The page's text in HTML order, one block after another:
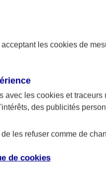
les cookies de
avec les cookies et traceurs
des publicités
les refuser comme de
de cookies